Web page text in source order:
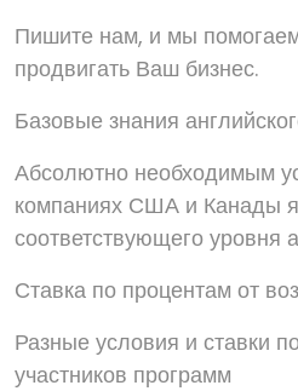
Пишите нам, и мы
продвигать Ваш бизнес.
Базовые знания
Абсолютно необходимым
компаниях США и Канады
соответствующего уровня
Ставка по процентам от
Разные условия и ставки
участников программ